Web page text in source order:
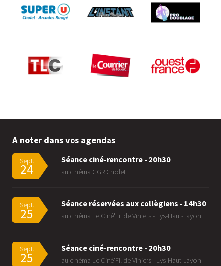
A noter dans vos agendas
Sept.
24
Séance ciné-rencontre - 20h30
au cinéma CGR Cholet
Sept.
25
Séance réservées aux collègiens - 14h30
au cinéma Le Ciné'Fil de Vihiers - Lys-Haut-Layon
Sept.
25
Séance ciné-rencontre - 20h30
au cinéma Le Ciné'Fil de Vihiers - Lys-Haut-Layon